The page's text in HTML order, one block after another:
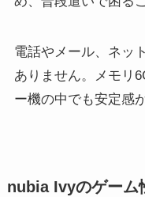
電話やメール、ネッ
ありません。メモリ
ー機の中でも安定感
nubia Ivyのゲーム